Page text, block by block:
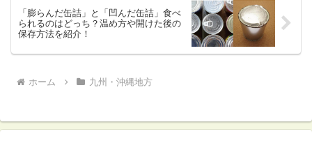
「膨らんだ缶詰」と「凹んだ缶詰」食べ
られるのはどっち？温め方や開けた後の
保存方法を紹介！
ホーム 九州・沖縄地方